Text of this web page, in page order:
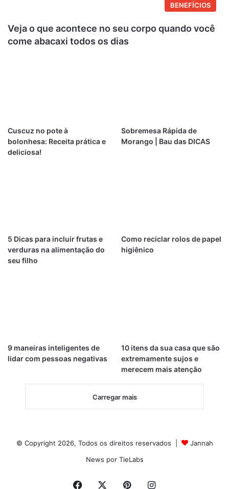
BENEFÍCIOS
Veja o que acontece no seu corpo quando você
come abacaxi todos os dias
Cuscuz no pote à
bolonhesa: Receita prática e
deliciosa!
Sobremesa Rápida de
Morango | Bau das DICAS
5 Dicas para incluir frutas e
verduras na alimentação do
seu filho
Como reciclar rolos de papel
higiênico
9 maneiras inteligentes de
lidar com pessoas negativas
10 itens da sua casa que são
extremamente sujos e
merecem mais atenção
Carregar mais
© Copyright 2026, Todos os direitos reservados |
Jannah
News por TieLabs
Facebook PinterestInstagram